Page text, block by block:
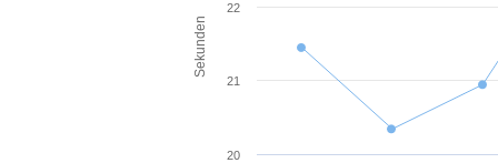
Sekunden
20
21
22